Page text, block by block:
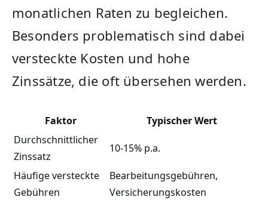
monatlichen Raten zu begleichen.
Besonders problematisch sind dabei
versteckte Kosten und hohe
Zinssätze, die oft übersehen werden.
Faktor
Typischer Wert
Durchschnittlicher
Zinssatz
10-15% p.a.
Häufige versteckte
Gebühren
Bearbeitungsgebühren,
Versicherungskosten